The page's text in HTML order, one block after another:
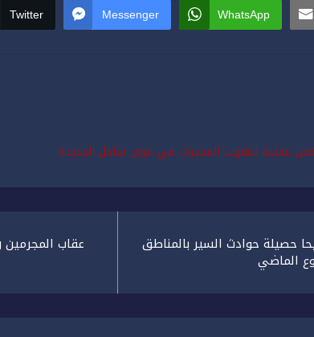
Twitter Messenger WhatsApp
عملية لتهريب المخدرات في عرض ساحل الجديدة
و1971 جريحا حصيلة حوادث السير بالمناطق
الماضي
عقاب